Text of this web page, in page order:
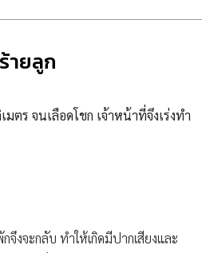
ายลูก
ตร จนเลือดโชก เจ้าหน้าที่จึงเร่งทำ
งจะกลับ ทำให้เกิดมีปากเสียงและ